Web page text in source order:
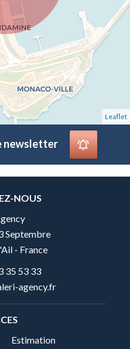
Leaflet
newsletter
NOUS
Septembre
- France
35 53 33
agency.fr
Estimation